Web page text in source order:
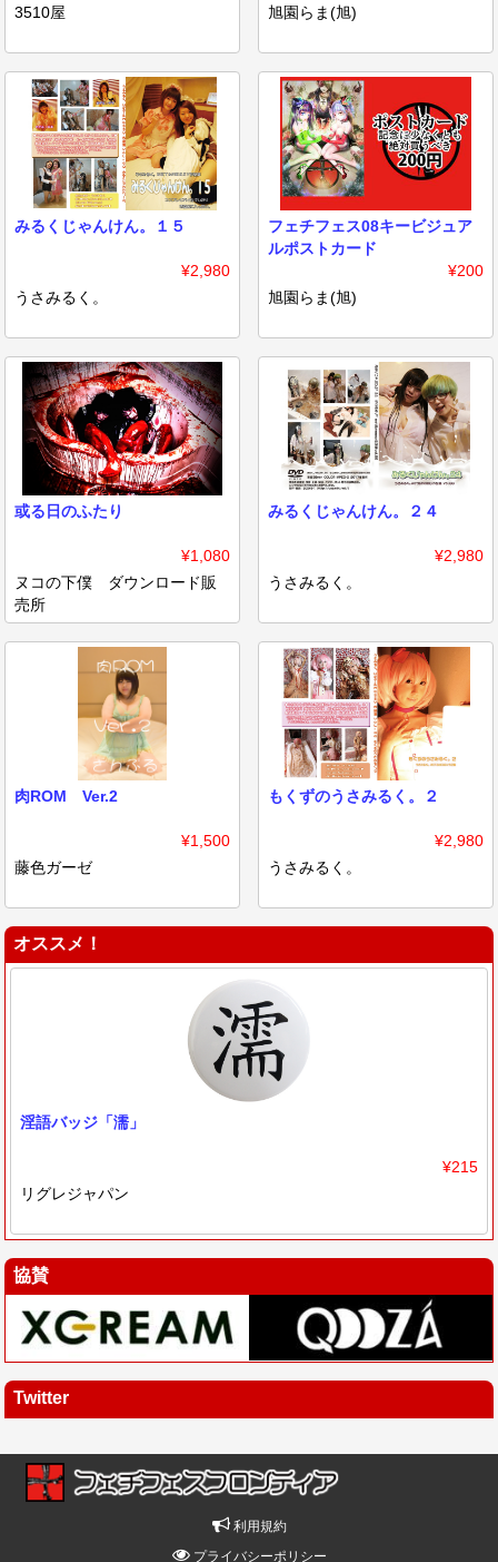
3510屋
旭園らま(旭)
みるくじゃんけん。１５
¥2,980
うさみるく。
フェチフェス08キービジュア
ルポストカード
¥200
旭園らま(旭)
或る日のふたり
¥1,080
ヌコの下僕 ダウンロード販
売所
みるくじゃんけん。２４
¥2,980
うさみるく。
肉ROM Ver.2
¥1,500
藤色ガーゼ
もくずのうさみるく。２
¥2,980
うさみるく。
オススメ！
淫語バッジ「濡」
¥215
リグレジャパン
協賛
Twitter
利用規約
プライバシーポリシー